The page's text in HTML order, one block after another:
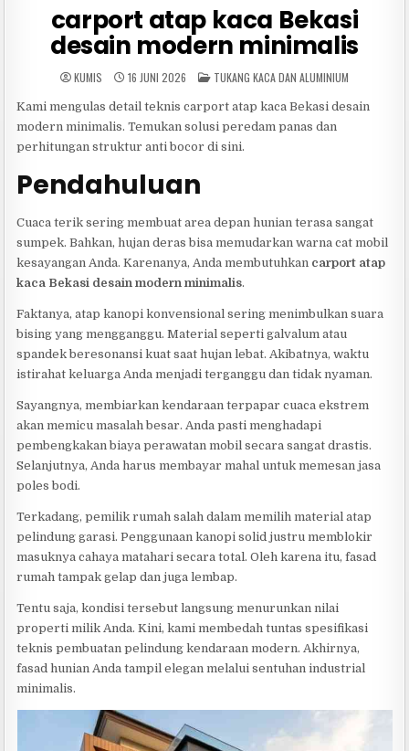
carport atap kaca Bekasi
desain modern minimalis
KUMIS 16 JUNI 2026 POSTED
IN
TUKANG KACA DAN ALUMINIUM
Kami mengulas detail teknis carport atap kaca Bekasi desain
modern minimalis. Temukan solusi peredam panas dan
perhitungan struktur anti bocor di sini.
Pendahuluan
Cuaca terik sering membuat area depan hunian terasa sangat
sumpek. Bahkan, hujan deras bisa memudarkan warna cat mobil
kesayangan Anda. Karenanya, Anda membutuhkan carport atap
kaca Bekasi desain modern minimalis.
Faktanya, atap kanopi konvensional sering menimbulkan suara
bising yang mengganggu. Material seperti galvalum atau
spandek beresonansi kuat saat hujan lebat. Akibatnya, waktu
istirahat keluarga Anda menjadi terganggu dan tidak nyaman.
Sayangnya, membiarkan kendaraan terpapar cuaca ekstrem
akan memicu masalah besar. Anda pasti menghadapi
pembengkakan biaya perawatan mobil secara sangat drastis.
Selanjutnya, Anda harus membayar mahal untuk memesan jasa
poles bodi.
Terkadang, pemilik rumah salah dalam memilih material atap
pelindung garasi. Penggunaan kanopi solid justru memblokir
masuknya cahaya matahari secara total. Oleh karena itu, fasad
rumah tampak gelap dan juga lembap.
Tentu saja, kondisi tersebut langsung menurunkan nilai
properti milik Anda. Kini, kami membedah tuntas spesifikasi
teknis pembuatan pelindung kendaraan modern. Akhirnya,
fasad hunian Anda tampil elegan melalui sentuhan industrial
minimalis.